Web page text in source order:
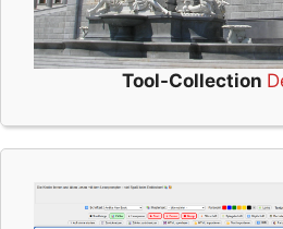
Tool-Collection